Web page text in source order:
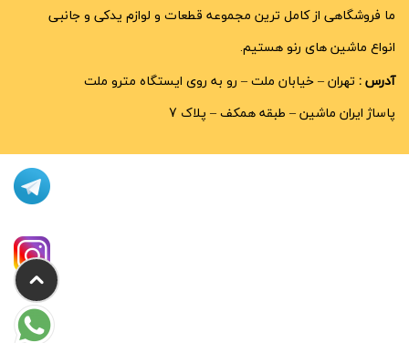
ما فروشگاهی از کامل ترین مجموعه قطعات و لوازم یدکی و جانبی
انواع ماشین های رنو هستیم.
آدرس : تهران – خیابان ملت – رو به روی ایستگاه مترو ملت
پاساژ ایران ماشین – طبقه همکف – پلاک 7